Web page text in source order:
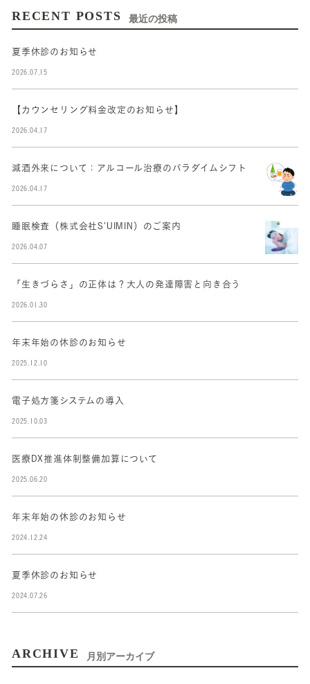
RECENT POSTS 最近の投稿
夏季休診のお知らせ
2026.07.15
【カウンセリング料金改定のお知らせ】
2026.04.17
減酒外来について：アルコール治療のパラダイムシフト
2026.04.17
睡眠検査（株式会社S’UIMIN）のご案内
2026.04.07
「生きづらさ」の正体は？大人の発達障害と向き合う
2026.01.30
年末年始の休診のお知らせ
2025.12.10
電子処方箋システムの導入
2025.10.03
医療DX推進体制整備加算について
2025.06.20
年末年始の休診のお知らせ
2024.12.24
夏季休診のお知らせ
2024.07.26
ARCHIVE 月別アーカイブ